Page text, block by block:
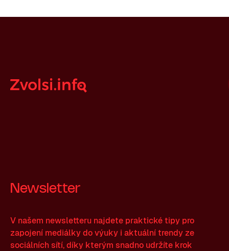
Newsletter
V našem newsletteru najdete praktické tipy pro
zapojení mediálky do výuky i aktuální trendy ze
sociálních sítí, díky kterým snadno udržíte krok